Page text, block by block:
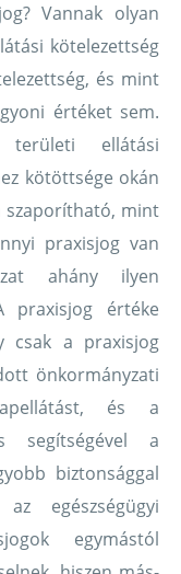
Vannak olyan
kötelezettség
és mint
értéket sem.
ellátási
kötöttsége okán
szaporítható, mint
praxisjog van
ahány ilyen
praxisjog értéke
csak a praxisjog
önkormányzati
és a
segítségével a
biztonsággal
egészségügyi
egymástól